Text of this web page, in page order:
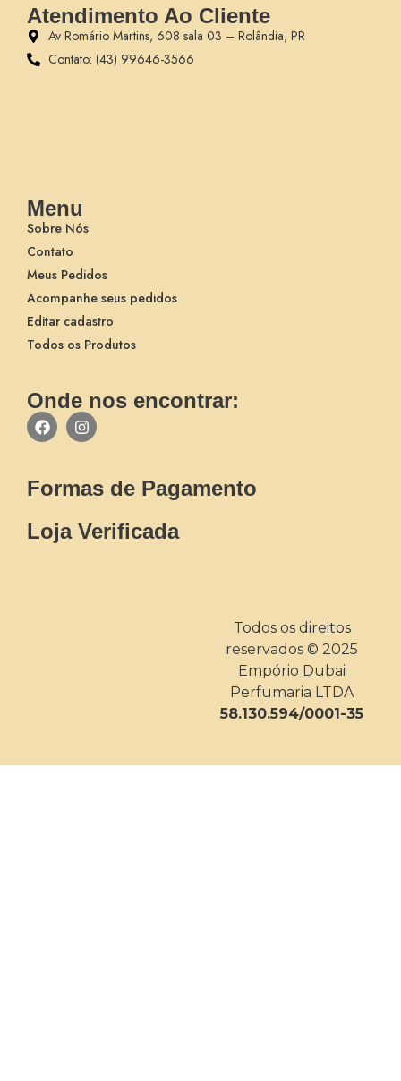
Atendimento Ao Cliente
Av Romário Martins, 608 sala 03 – Rolândia, PR
Contato: (43) 99646-3566
Menu
Sobre Nós
Contato
Meus Pedidos
Acompanhe seus pedidos
Editar cadastro
Todos os Produtos
Onde nos encontrar:
Formas de Pagamento
Loja Verificada
Todos os direitos
reservados © 2025
Empório Dubai
Perfumaria LTDA
58.130.594/0001-35